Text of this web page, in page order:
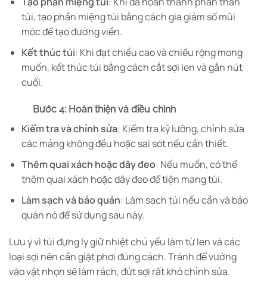
túi, tạo phần miệng túi bằng cách gia giảm số mũi
móc để tạo đường viền.
Kết thúc túi: Khi đạt chiều cao và chiều rộng mong
muốn, kết thúc túi bằng cách cắt sợi len và gắn nút
cuối.
Bước 4: Hoàn thiện và điều chỉnh
Kiểm tra và chỉnh sửa: Kiểm tra kỹ lưỡng, chỉnh sửa
các mảng không đều hoặc sai sót nếu cần thiết.
Thêm quai xách hoặc dây đeo: Nếu muốn, có thể
thêm quai xách hoặc dây đeo để tiện mang túi.
Làm sạch và bảo quản: Làm sạch túi nếu cần và bảo
quản nó để sử dụng sau này.
Lưu ý vì túi đựng ly giữ nhiệt chủ yếu làm từ len và các
loại sợi nên cần giặt phơi đúng cách. Tránh để vướng
vào vật nhọn sẽ làm rách, đứt sợi rất khó chỉnh sửa.